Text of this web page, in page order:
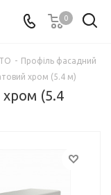
0
- Профіль фасадний
хром (5.4 м)
хром (5.4